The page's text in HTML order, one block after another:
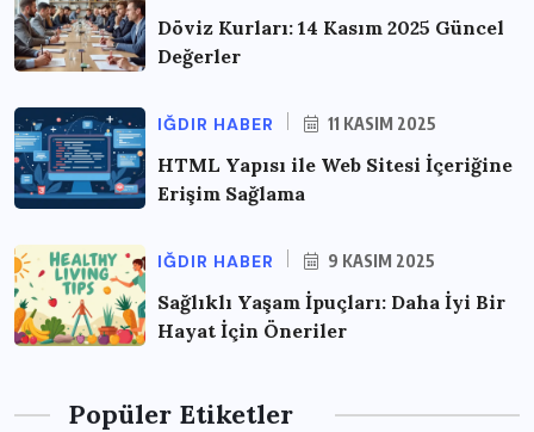
Döviz Kurları: 14 Kasım 2025 Güncel
Değerler
IĞDIR HABER 11 KASIM 2025
HTML Yapısı ile Web Sitesi İçeriğine
Erişim Sağlama
IĞDIR HABER 9 KASIM 2025
Sağlıklı Yaşam İpuçları: Daha İyi Bir
Hayat İçin Öneriler
Popüler Etiketler